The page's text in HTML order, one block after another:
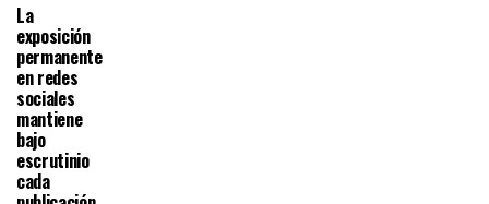
La
exposición
permanente
en redes
sociales
mantiene
bajo
escrutinio
cada